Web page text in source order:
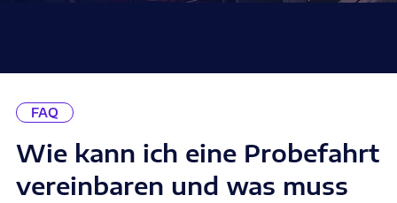
FAQ
Wie kann ich eine Probefahrt
vereinbaren und was muss